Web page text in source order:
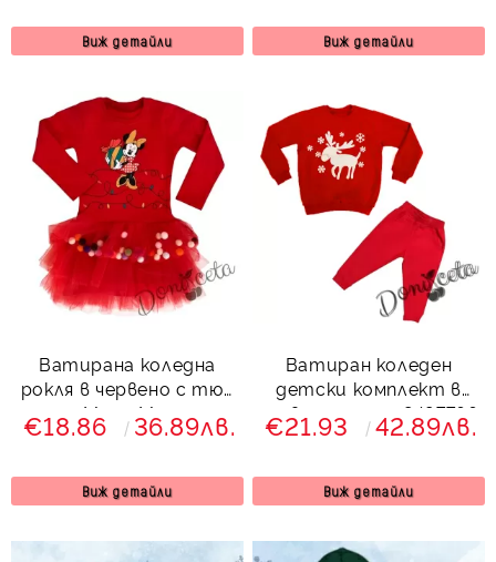
Виж детайли Виж детайли
Ватирана коледна
рокля в червено с тюл
с Мини Маус
€18.86 36.89лв.
Виж детайли
Ватиран коледен
детски комплект в
червено с елен 8497766
€21.93 42.89лв.
Виж детайли